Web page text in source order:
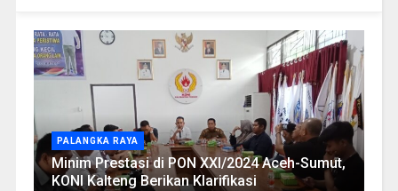
PALANGKA RAYA
Minim Prestasi di PON XXI/2024 Aceh-Sumut,
KONI Kalteng Berikan Klarifikasi